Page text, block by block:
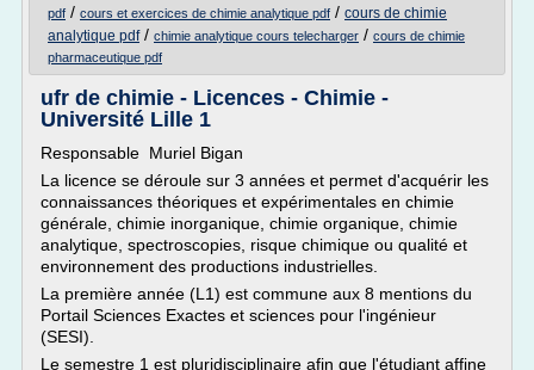
pdf / cours et exercices de chimie analytique pdf / cours de chimie
analytique pdf/ chimie analytique cours telecharger / cours de chimie
pharmaceutique pdf
ufr de chimie - Licences - Chimie -
Université Lille 1
Responsable Muriel Bigan
La licence se déroule sur 3 années et permet d'acquérir les
connaissances théoriques et expérimentales en chimie
générale, chimie inorganique, chimie organique, chimie
analytique, spectroscopies, risque chimique ou qualité et
environnement des productions industrielles.
La première année (L1) est commune aux 8 mentions du
Portail Sciences Exactes et sciences pour l'ingénieur
(SESI).
Le semestre 1 est pluridisciplinaire afin que l'étudiant affine